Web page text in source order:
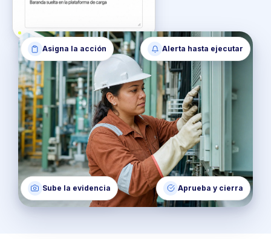
Asigna la acción Alerta hasta ejecutar
Sube la evidencia Aprueba y cierra